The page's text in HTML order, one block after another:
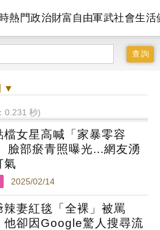
熱門政治財富自由軍武社會生活
▼
0.231 秒)
檔女星高喊「家暴零容
臉部瘀青照曝光...網友湧
氣
2025/02/14
辣妻紅毯「全裸」被罵
他卻因Google驚人搜尋流